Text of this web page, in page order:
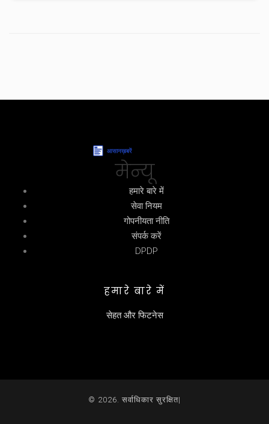
मेन्यू
हमारे बारे में
सेवा नियम
गोपनीयता नीति
संपर्क करें
DPDP
हमारे बारे में
सेहत और फिटनेस
© 2026. सर्वाधिकार सुरक्षित|